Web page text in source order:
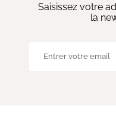
Saisissez votre
la